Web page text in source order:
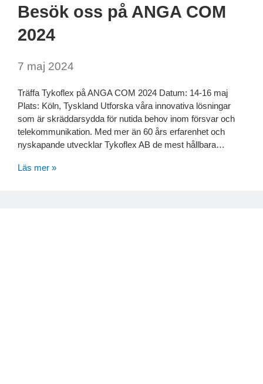
Besök oss på ANGA COM
2024
7 maj 2024
Träffa Tykoflex på ANGA COM 2024 Datum: 14-16 maj
Plats: Köln, Tyskland Utforska våra innovativa lösningar
som är skräddarsydda för nutida behov inom försvar och
telekommunikation. Med mer än 60 års erfarenhet och
nyskapande utvecklar Tykoflex AB de mest hållbara…
Läs mer »